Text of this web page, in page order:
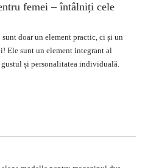
femei – întâlniți cele
doar un element practic, ci și un
Ele sunt un element integrant al
și personalitatea individuală.
mărci.
Vă explicăm!